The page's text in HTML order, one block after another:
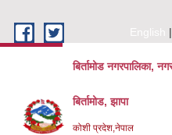
English
बिर्तामोड नगरपालिका,
बिर्तामोड, झापा
कोशी प्रदेश,नेपाल